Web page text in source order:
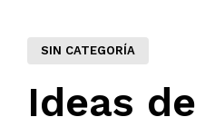
SIN CATEGORÍA
Ideas